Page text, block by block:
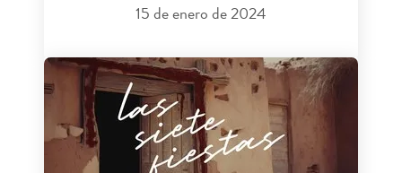
15 de enero de 2024